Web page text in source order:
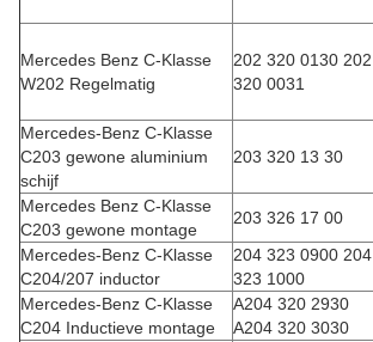
Mercedes Benz C-Klasse
W202 Regelmatig
202 320 0130 202
320 0031
Mercedes-Benz C-Klasse
C203 gewone aluminium
schijf
203 320 13 30
Mercedes Benz C-Klasse
C203 gewone montage
203 326 17 00
Mercedes-Benz C-Klasse
C204/207 inductor
204 323 0900 204
323 1000
Mercedes-Benz C-Klasse
C204 Inductieve montage
A204 320 2930
A204 320 3030